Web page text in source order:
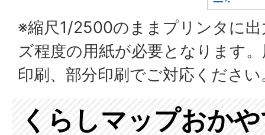
※縮尺1/2500のままプリンタに
ズ程度の用紙が必要となります
印刷、部分印刷でご対応ください
くらしマップおか